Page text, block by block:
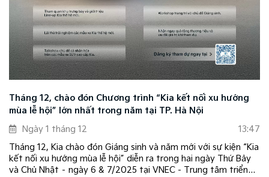
Tháng 12, chào đón Chương trình “Kia kết nối xu hướng
mùa lễ hội” lớn nhất trong năm tại TP. Hà Nội
Ngày 1 tháng 12
13:47
Tháng 12, Kia chào đón Giáng sinh và năm mới với sự kiện “Kia
kết nối xu hướng mùa lễ hội” diễn ra trong hai ngày Thứ Bảy
và Chủ Nhật – ngày 6 & 7/2025 tại VNEC - Trung tâm triển